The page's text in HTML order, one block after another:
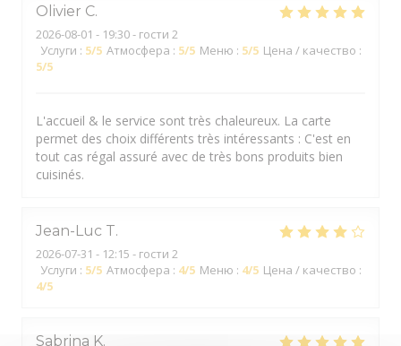
Olivier C
2026-08-01 - 19:30 - гости 2
Услуги : 5/5 Атмосфера : 5/5 Меню : 5/5 Цена / качество :
5/5
L'accueil & le service sont très chaleureux. La carte
permet des choix différents très intéressants : C'est en
tout cas régal assuré avec de très bons produits bien
cuisinés.
Jean-Luc T
2026-07-31 - 12:15 - гости 2
Услуги : 5/5 Атмосфера : 4/5 Меню : 4/5 Цена / качество :
4/5
Sabrina K